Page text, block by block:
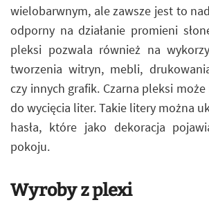
wielobarwnym, ale zawsze jest to
odporny na działanie promieni
pleksi pozwala również na
tworzenia witryn, mebli,
czy innych grafik. Czarna pleksi
do wycięcia liter. Takie litery można
hasła, które jako dekoracja
pokoju.
Wyroby z plexi